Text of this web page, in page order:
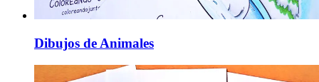
Dibujos de Animales